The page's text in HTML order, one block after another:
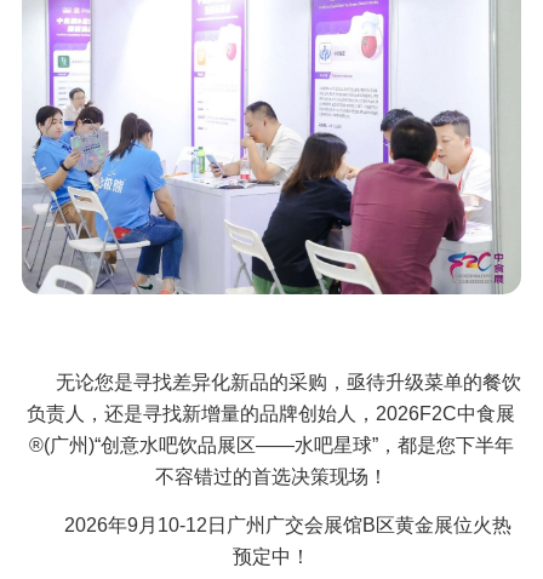
无论您是寻找差异化新品的采购，亟待升级菜单的餐饮
负责人，还是寻找新增量的品牌创始人，2026F2C中食展
®(广州)“创意水吧饮品展区——水吧星球”，都是您下半年
不容错过的首选决策现场！
2026年9月10-12日广州广交会展馆B区黄金展位火热
预定中！